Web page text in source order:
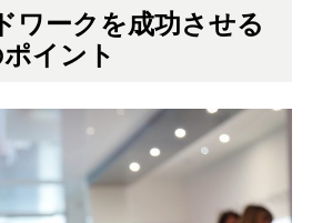
ワークを成功させる
イント